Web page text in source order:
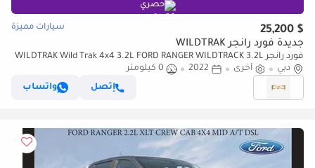
حصري
$ 25,200 سيارات مميزة
جديدة فورد رانجر WILDTRAK
فورد رانجر WILDTRAK Wild Trak 4x4 3.2L FORD RANGER WILDTRACK 3.2L
4X4 HIGH RIDE D/C HI A/T DSL 2022
دبي أخرى 2022
0 كيلومتر
إتصل
واتساب